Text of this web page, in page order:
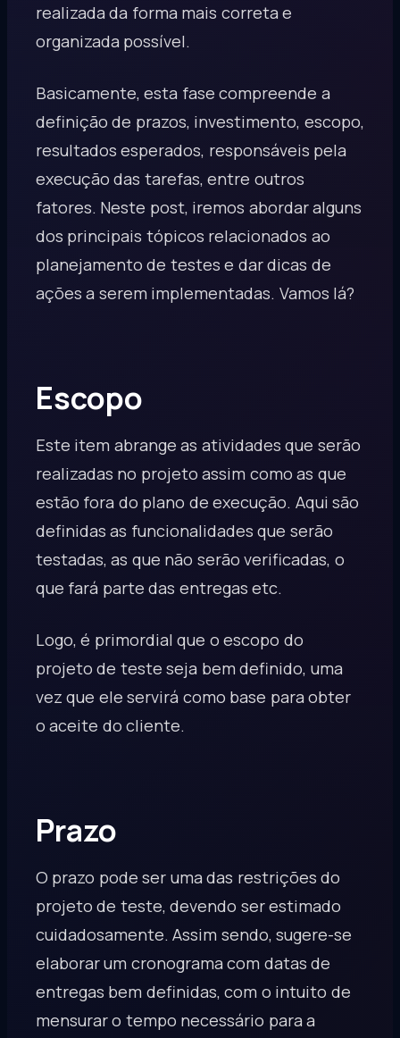
realizada da forma mais correta e
organizada possível.
Basicamente, esta fase compreende a
definição de prazos, investimento, escopo,
resultados esperados, responsáveis pela
execução das tarefas, entre outros
fatores. Neste post, iremos abordar alguns
dos principais tópicos relacionados ao
planejamento de testes e dar dicas de
ações a serem implementadas. Vamos lá?
Escopo
Este item abrange as atividades que serão
realizadas no projeto assim como as que
estão fora do plano de execução. Aqui são
definidas as funcionalidades que serão
testadas, as que não serão verificadas, o
que fará parte das entregas etc.
Logo, é primordial que o escopo do
projeto de teste seja bem definido, uma
vez que ele servirá como base para obter
o aceite do cliente.
Prazo
O prazo pode ser uma das restrições do
projeto de teste, devendo ser estimado
cuidadosamente. Assim sendo, sugere-se
elaborar um cronograma com datas de
entregas bem definidas, com o intuito de
mensurar o tempo necessário para a